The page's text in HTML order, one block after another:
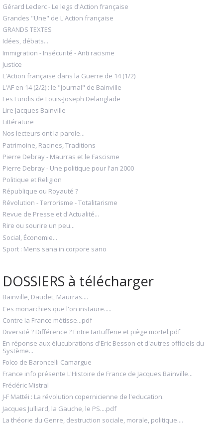
Gérard Leclerc - Le legs d'Action française
Grandes "Une" de L'Action française
GRANDS TEXTES
Idées, débats...
Immigration - Insécurité - Anti racisme
Justice
L'Action française dans la Guerre de 14 (1/2)
L'AF en 14 (2/2) : le "Journal" de Bainville
Les Lundis de Louis-Joseph Delanglade
Lire Jacques Bainville
Littérature
Nos lecteurs ont la parole...
Patrimoine, Racines, Traditions
Pierre Debray - Maurras et le Fascisme
Pierre Debray - Une politique pour l'an 2000
Politique et Religion
République ou Royauté ?
Révolution - Terrorisme - Totalitarisme
Revue de Presse et d'Actualité...
Rire ou sourire un peu...
Social, Économie...
Sport : Mens sana in corpore sano
DOSSIERS à télécharger
Bainville, Daudet, Maurras....
Ces monarchies que l'on instaure.....
Contre la France métisse...pdf
Diversité ? Différence ? Entre tartufferie et piège mortel.pdf
En réponse aux élucubrations d'Eric Besson et d'autres officiels du
Système...
Folco de Baroncelli Camargue
France info présente L'Histoire de France de Jacques Bainville...
Frédéric Mistral
J-F Mattéi : La révolution copernicienne de l'education.
Jacques Julliard, la Gauche, le PS....pdf
La théorie du Genre, destruction sociale, morale, politique....